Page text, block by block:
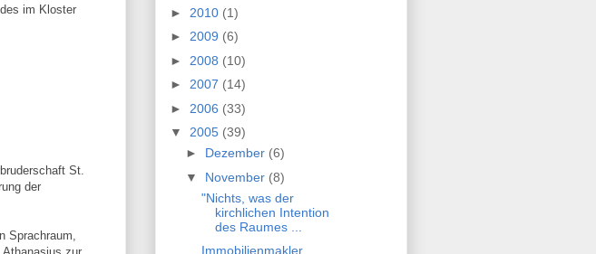
im Kloster
St.
der
Sprachraum,
zur
► 2010 (1)
► 2009 (6)
► 2008 (10)
► 2007 (14)
► 2006 (33)
▼ 2005 (39)
► Dezember (6)
▼ November (8)
"Nichts, was der
kirchlichen Intention
des Raumes ...
Immobilienmakler